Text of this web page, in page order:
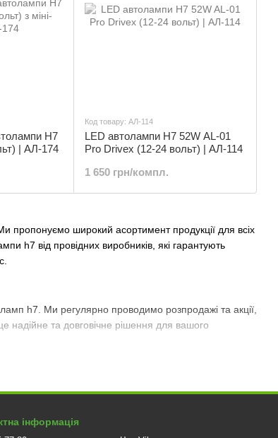
пропонуємо широкий асортимент продукції для всіх
h7 від провідних виробників, які гарантують
h7. Ми регулярно проводимо розпродажі та акції,
надійне та довговічне рішення для вашого
H7
| АЛ-174
Код товару: АЛ-114
LED автолампи H7 52W AL-01
Pro Drivex (12-24 вольт) | АЛ-114
1 650 грн/компл.
інформація